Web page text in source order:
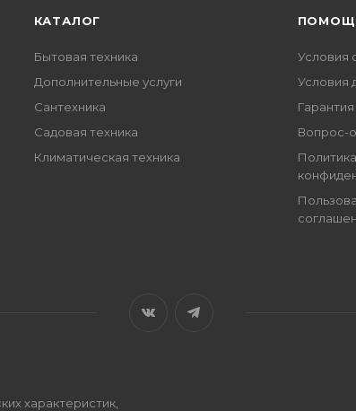
КАТАЛОГ
Бытовая техника
Дополнительные услуги
Сантехника
Садовая техника
Климатическая техника
Условия
Условия
Вопрос-
Политика
характеристик,